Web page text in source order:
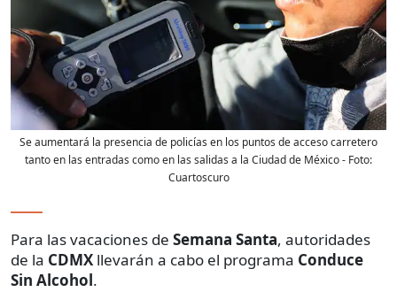
Se aumentará la presencia de policías en los puntos de acceso carretero
tanto en las entradas como en las salidas a la Ciudad de México- Foto:
Cuartoscuro
Para las vacaciones de Semana Santa, autoridades
de la CDMX llevarán a cabo el programa Conduce
Sin Alcohol.